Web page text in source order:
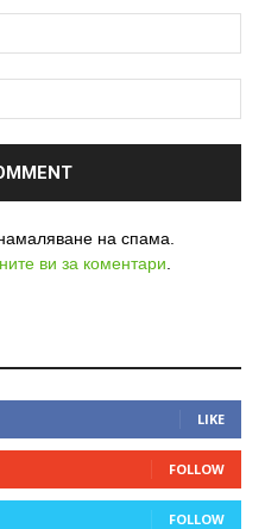
на спама.
ви за коментари
LIKE
FOLLOW
FOLLOW